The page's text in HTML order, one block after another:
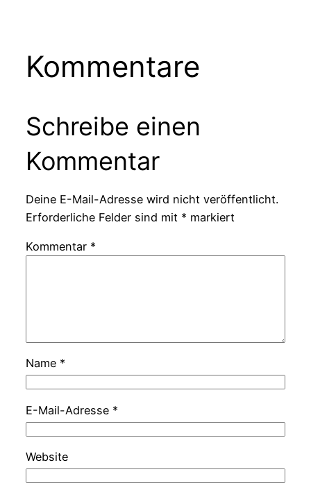
Kommentare
Schreibe einen
Kommentar
Deine E-Mail-Adresse wird nicht veröffentlicht.
Erforderliche Felder sind mit * markiert
Kommentar *
Name *
E-Mail-Adresse *
Website